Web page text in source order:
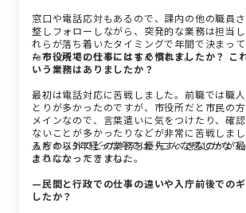
窓口や電話応対もあるので、課内の他の職員
整しフォローしながら、突発的な業務は担当
れらが落ち着いたタイミングで年間で決まっ
たり、現場に行くこともあります。
—市役所での仕事にはすぐ慣れましたか？ こ
いう業務はありましたか？
最初は電話対応に苦戦しました。前職では職
とりが多かったのですが、市役所だと市民の
メインなので、言葉遣いに気をつけたり、確
ないことが多かったりなどが非常に苦戦しま
るもの以外でどの業務を優先すべきなのかが
きれなかったですね。
入庁から3年経った今では「こんな感じかな？
ようになってきました。
—民間と行政での仕事の違いや入庁前後での
したか？